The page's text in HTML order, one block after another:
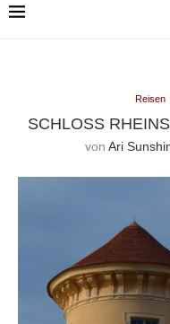
Reisen
SCHLOSS
von Ari